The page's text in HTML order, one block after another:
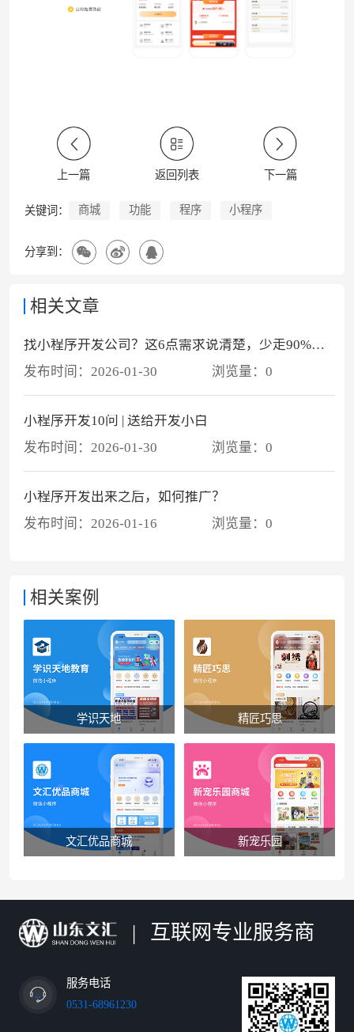
上一篇 返回列表 下一篇
关键词： 商城 功能 程序 小程序
分享到：
相关文章
找小程序开发公司？这6点需求说清楚，少走90%弯路
发布时间： 2026-01-30 浏览量：0
小程序开发10问 | 送给开发小白
发布时间： 2026-01-30 浏览量：0
小程序开发出来之后，如何推广？
发布时间： 2026-01-16 浏览量：0
相关案例
学识天地 精匠巧思
文汇优品商城 新宠乐园
| 互联网专业服务商
服务电话
0531-68961230